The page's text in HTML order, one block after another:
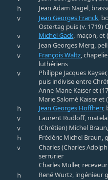
h
Jean Adam Nagel,
v Jean Georges Franck ,
Ostertag puis (v. 1719)
v Michel Gack , maçon,
v
Jean Georges Merg,
v François Waltz ,
luthériens
v
Philippe Jacques
puis indivise entre
Anne Marie Kaiser et
Marie Salomé Kaiser et
h Jean Georges Hoffherr,
v
Laurent Rudloff,
v
(Chrétien) Michel
h
Frédéric Michel Braun,
v
Charles (Charles
serrurier
Charles Müller,
h
René Wurtz, ingénieur